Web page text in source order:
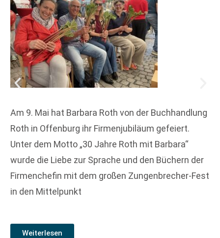
Am 9. Mai hat Barbara Roth von der Buchhandlung
Roth in Offenburg ihr Firmenjubiläum gefeiert.
Unter dem Motto „30 Jahre Roth mit Barbara“
wurde die Liebe zur Sprache und den Büchern der
Firmenchefin mit dem großen Zungenbrecher-Fest
in den Mittelpunkt
Weiterlesen